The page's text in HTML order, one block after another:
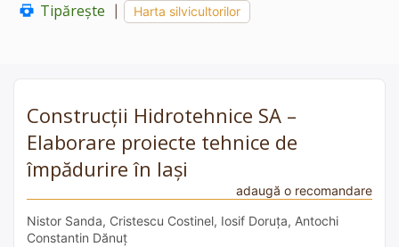
Tipărește Harta silvicultorilor
Construcții Hidrotehnice SA –
Elaborare proiecte tehnice de
împădurire în Iași
adaugă o recomandare
Nistor Sanda, Cristescu Costinel, Iosif Doruța, Antochi
Constantin Dănuț